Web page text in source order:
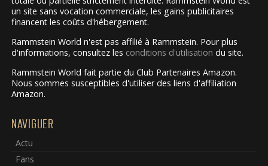
un site sans vocation commerciale, les gains publicitaires
financent les coûts d'hébergement.
Rammstein World n'est pas affilié à Rammstein. Pour plus
d'informations, consultez les conditions d'utilisation du site.
Rammstein World fait partie du Club Partenaires Amazon.
Nous sommes susceptibles d'utiliser des liens d'affiliation
Amazon.
NAVIGUER
Actu
Fans